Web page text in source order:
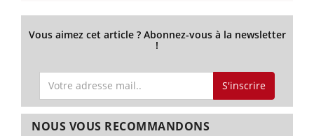
Vous aimez cet article ? Abonnez-vous à la newsletter
!
S'inscrire
NOUS VOUS RECOMMANDONS